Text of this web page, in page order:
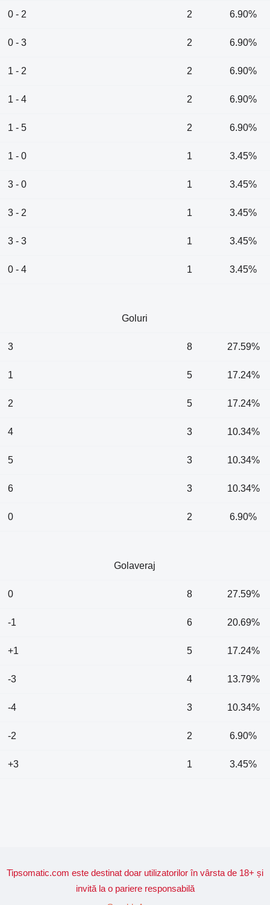
0 - 2 2 6.90%
0 - 3 2 6.90%
1 - 2 2 6.90%
1 - 4 2 6.90%
1 - 5 2 6.90%
1 - 0 1 3.45%
3 - 0 1 3.45%
3 - 2 1 3.45%
3 - 3 1 3.45%
0 - 4 1 3.45%
Goluri
3 8 27.59%
1 5 17.24%
2 5 17.24%
4 3 10.34%
5 3 10.34%
6 3 10.34%
0 2 6.90%
Golaveraj
0 8 27.59%
-1 6 20.69%
+1 5 17.24%
-3 4 13.79%
-4 3 10.34%
-2 2 6.90%
+3 1 3.45%
Tipsomatic.com este destinat doar utilizatorilor în vârsta de 18+ și
invită la o pariere responsabilă